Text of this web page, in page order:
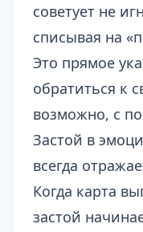
советует не
списывая на
Это прямое
обратиться к
возможно, с
Застой в
всегда
Когда карта
застой